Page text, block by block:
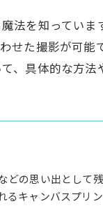
法を知ってい
せた撮影が可
、具体的な方法
どの思い出として
キャンバスプリン